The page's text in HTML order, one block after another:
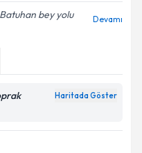
bey yolu
Devamı
Haritada Göster